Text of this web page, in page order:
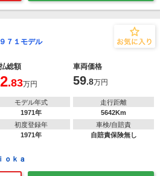
７１モデル
総額 車両価格
.83万円 59.8万円
モデル年式
1971年
走行距離
5642Km
初度登録年
1971年
車検/自賠責
自賠責保険無し
ｏｋａ